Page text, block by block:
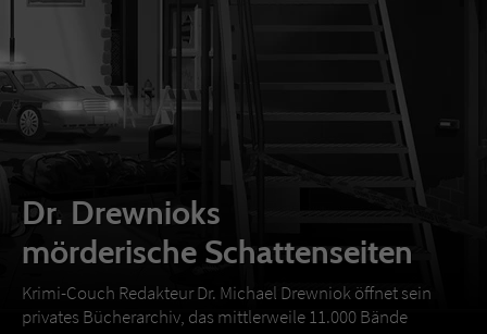
Dr. Drewnioks
mörderische Schattenseiten
Krimi-Couch Redakteur Dr. Michael Drewniok öffnet sein
privates Bücherarchiv, das mittlerweile 11.000 Bände